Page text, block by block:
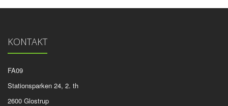
KONTAKT
FA09
Stationsparken 24, 2. th
2600 Glostrup